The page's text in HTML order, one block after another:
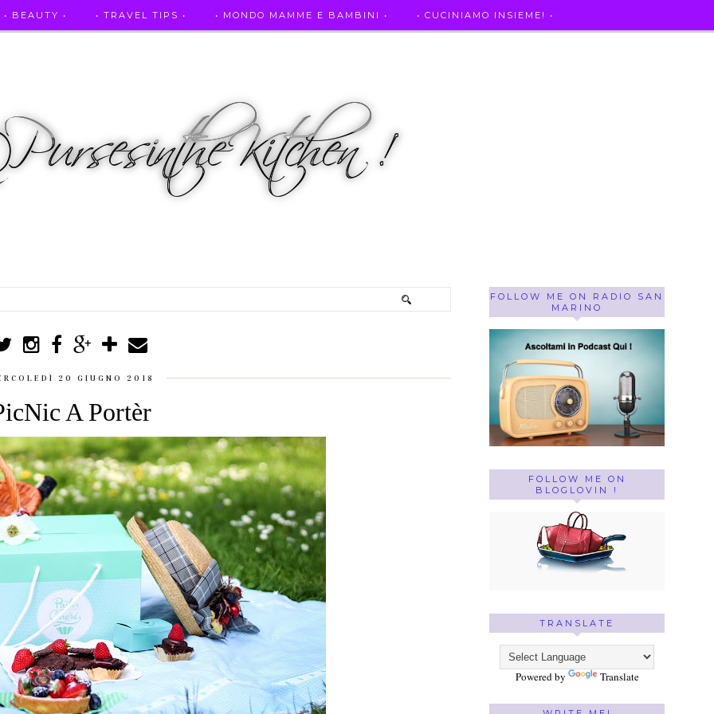
• BEAUTY • • TRAVEL TIPS • • MONDO MAMME E BAMBINI • • CUCINIAMO INSIEME! •
20 GIUGNO 2018
A Portèr
FOLLOW ME ON RADIO SAN
MARINO
FOLLOW ME ON
BLOGLOVIN !
TRANSLATE
Powered by Translate